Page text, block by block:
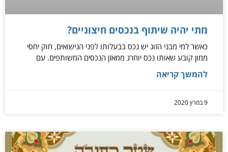
מתי יהיה שיתוף בנכסים חיצוניים?
כאשר למי מבני הזוג יש נכס בבעלותו לפני הנישואים, חוק יחסי
ממון קובע שאותו נכס יוחרג ממאזן הנכסים המשותפים. עם
להמשך קריאה
9 במרץ 2020